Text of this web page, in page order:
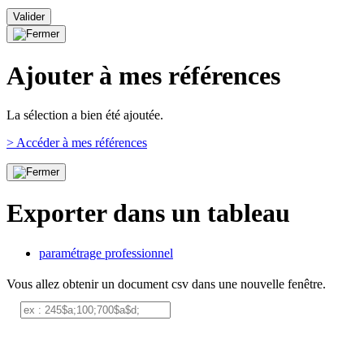
Ajouter à mes références
La sélection a bien été ajoutée.
> Accéder à mes références
Exporter dans un tableau
paramétrage professionnel
Vous allez obtenir un document csv dans une nouvelle fenêtre.